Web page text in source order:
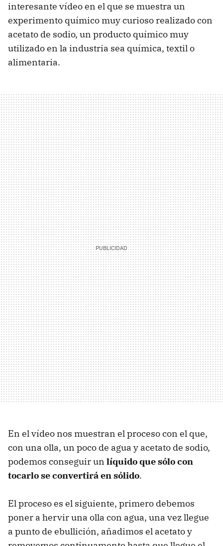
interesante vídeo en el que se muestra un
experimento químico muy curioso realizado con
acetato de sodio, un producto químico muy
utilizado en la industria sea química, textil o
alimentaria.
En el vídeo nos muestran el proceso con el que,
con una olla, un poco de agua y acetato de sodio,
podemos conseguir un líquido que sólo con
tocarlo se convertirá en sólido.
El proceso es el siguiente, primero debemos
poner a hervir una olla con agua, una vez llegue
a punto de ebullición, añadimos el acetato y